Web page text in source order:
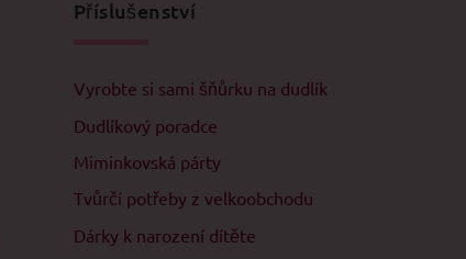
Příslušenství
Vyrobte si sami šňůrku na dudlík
Dudlíkový poradce
Miminkovská párty
Tvůrčí potřeby z velkoobchodu
Dárky k narození dítěte